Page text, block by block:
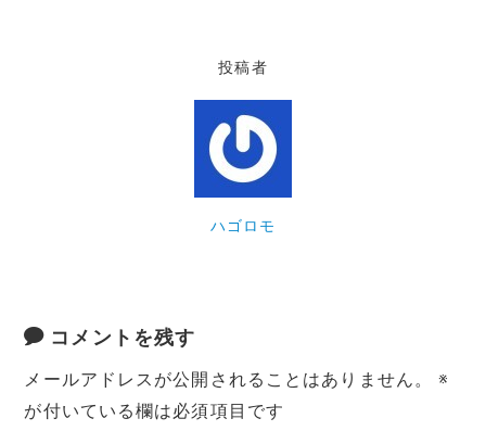
投稿者
ハゴロモ
コメントを残す
メールアドレスが公開されることはありません。
※
が付いている欄は必須項目です